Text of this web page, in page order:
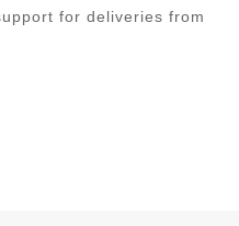
for deliveries from